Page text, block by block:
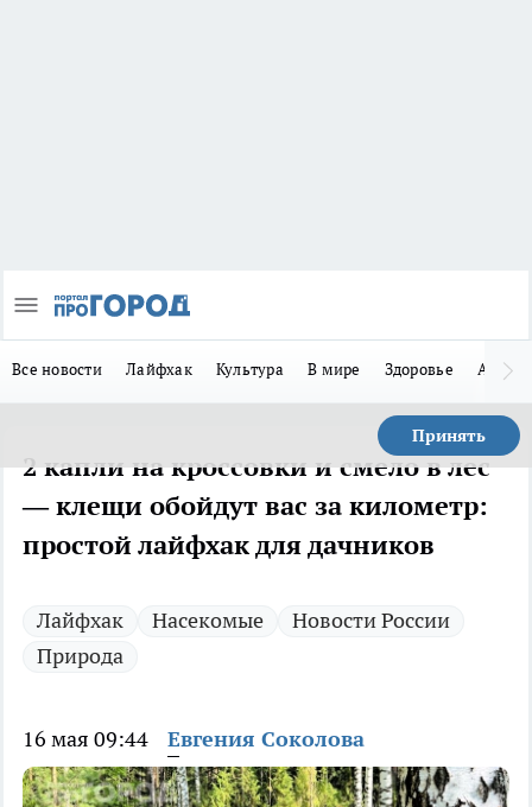
Все новости Лайфхак Культура В мире Здоровье Авто
Принять
2 капли на кроссовки и смело в лес
— клещи обойдут вас за километр:
простой лайфхак для дачников
Лайфхак Насекомые
Новости России
Природа
16 мая 09:44 Евгения Соколова